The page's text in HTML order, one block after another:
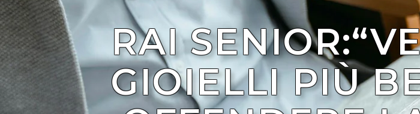
RAI
GIOIELLI PIÙ